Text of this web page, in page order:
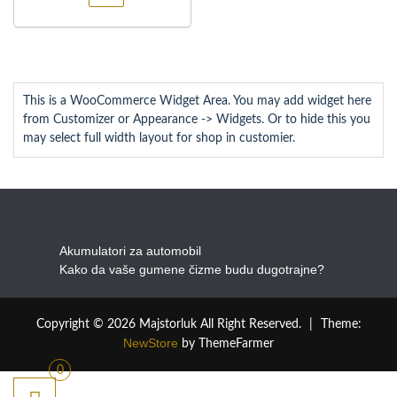
This is a WooCommerce Widget Area. You may add widget here
from Customizer or Appearance -> Widgets. Or to hide this you
may select full width layout for shop in customier.
Akumulatori za automobil
Kako da vaše gumene čizme budu dugotrajne?
Copyright © 2026 Majstorluk All Right Reserved. Theme:
NewStore by ThemeFarmer
0